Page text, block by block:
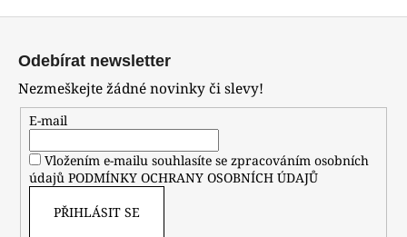
Odebírat newsletter
Nezmeškejte žádné novinky či slevy!
E-mail
Vložením e-mailu souhlasíte se zpracováním osobních
údajů PODMÍNKY OCHRANY OSOBNÍCH ÚDAJŮ
PŘIHLÁSIT SE